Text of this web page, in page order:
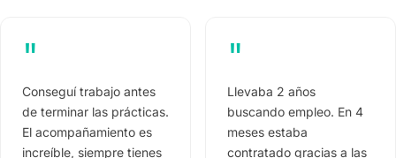
"
Conseguí trabajo antes
de terminar las prácticas.
El acompañamiento es
increíble, siempre tienes
"
Llevaba 2 años
buscando empleo. En 4
meses estaba
contratado gracias a las